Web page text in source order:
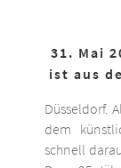
31. Mai
ist aus
Düsseldorf.
dem
schnell